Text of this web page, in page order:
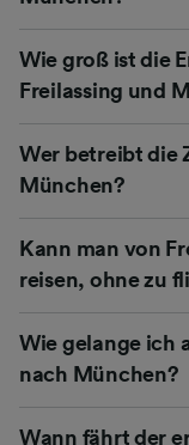
Wie groß ist die
Freilassing und
Wer betreibt die
München?
Kann man von
reisen, ohne zu
Wie gelange ich
nach München?
Wann fährt der